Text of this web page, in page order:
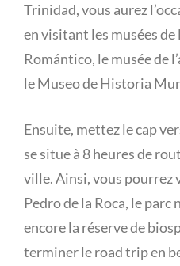
Trinidad, vous aurez
en visitant les musées
Romántico, le musée de
le Museo de Historia
Ensuite, mettez le cap
se situe à 8 heures de
ville. Ainsi, vous pourrez
Pedro de la Roca, le
encore la réserve de
terminer le road trip en